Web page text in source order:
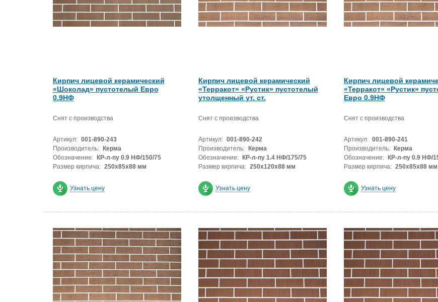
Кирпич лицевой керамический
«Шоколад» пустотелый Евро
0.9НФ
Снят с производства
Артикул: 001-890-243
Производитель:
Керма
Обозначение:
КР-л-пу 0.9 НФ/150/75
Размер кирпича: 250х85х88 мм
Узнать цену
Кирпич лицевой керамический
«Терракот» «Рустик» пустотелый
утолщенный ут. ст.
Снят с производства
Артикул: 001-890-242
Производитель:
Керма
Обозначение:
КР-л-пу 1.4 НФ/175/75
Размер кирпича: 250х120х88 мм
Узнать цену
Кирпич лицевой
«Терракот» «Рустик»
Евро 0.9НФ
Снят с производства
Артикул: 001-890-241
Производитель:
Керма
Обозначение:
КР-л-пу 0.9 НФ/
Размер кирпича: 250х85х88 мм
Узнать цену